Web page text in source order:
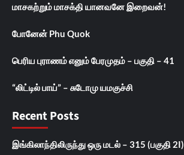
மாசகற்றும் மாசக்தி யானவனே இறைவன்!
போனேன் Phu Quok
பெரிய புராணம் எனும் பேரமுதம் – பகுதி – 41
“லிட்டில் பாய்” – சுடோமு யமகுச்சி
Recent Posts
இங்கிலாந்திலிருந்து ஒரு மடல் – 315 (பகுதி 2I)